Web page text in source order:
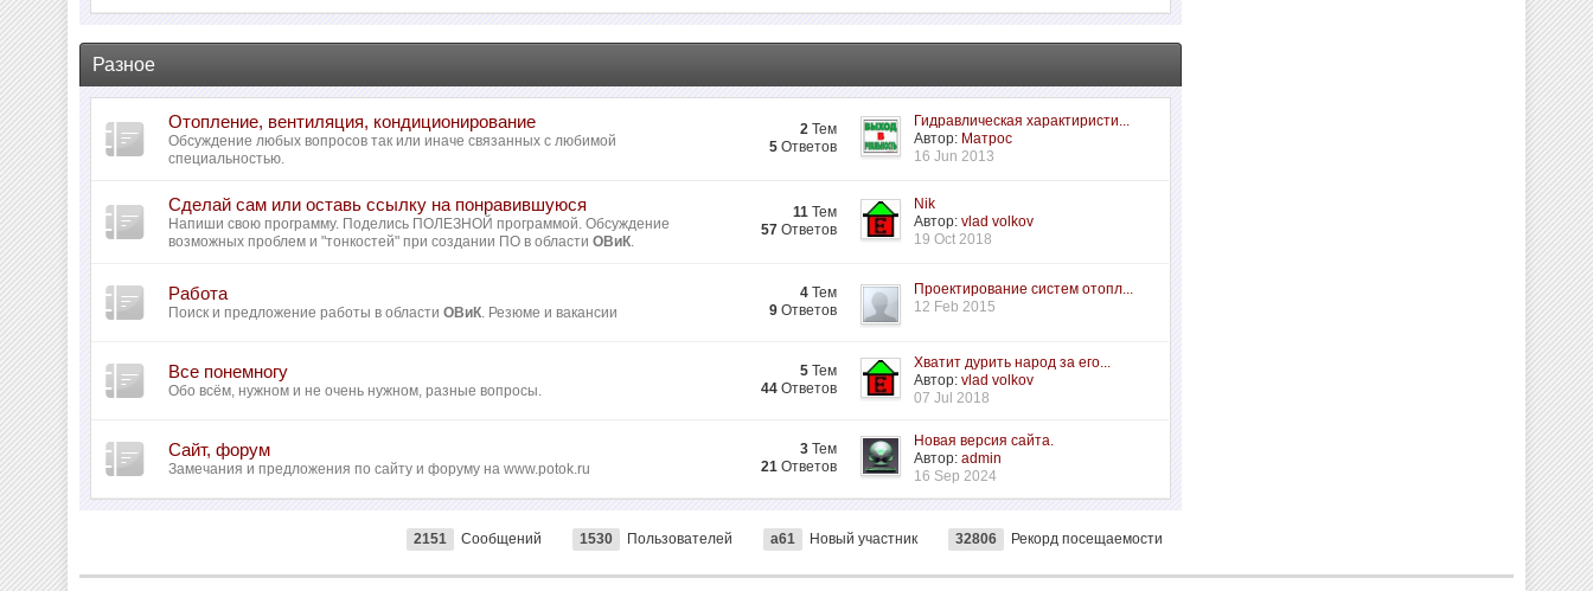
Разное
Отопление, вентиляция, кондиционирование
Обсуждение любых вопросов так или иначе связанных с любимой
специальностью.
2 Тем
5 Ответов
Гидравлическая характиристи...
Автор: Матрос
16 Jun 2013
Сделай сам или оставь ссылку на понравившуюся
Напиши свою программу. Поделись ПОЛЕЗНОЙ программой. Обсуждение
возможных проблем и "тонкостей" при создании ПО в областиОВиК.
11 Тем
57 Ответов
Nik
Автор:vlad volkov
19 Oct 2018
Работа
Поиск и предложение работы в областиОВиК. Резюме и вакансии
4 Тем
9 Ответов
Проектирование систем отопл...
12 Feb 2015
Все понемногу
Обо всём, нужном и не очень нужном, разные вопросы.
5 Тем
44 Ответов
Хватит дурить народ за его...
Автор:vlad volkov
07 Jul 2018
Сайт, форум
Замечания и предложения по сайту и форуму на www.potok.ru
3 Тем
21 Ответов
Новая версия сайта.
Автор:admin
16 Sep 2024
2151 Сообщений 1530 Пользователей a61 Новый участник 32806 Рекорд посещаемости